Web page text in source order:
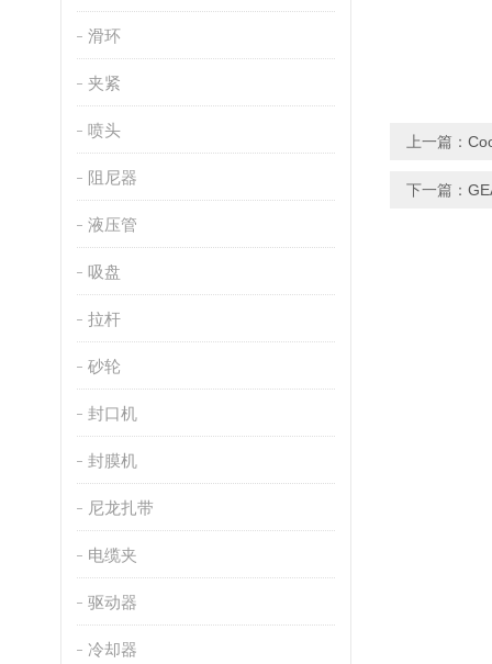
滑环
夹紧
喷头
阻尼器
液压管
吸盘
拉杆
砂轮
封口机
封膜机
尼龙扎带
电缆夹
驱动器
冷却器
上一篇：
下一篇：